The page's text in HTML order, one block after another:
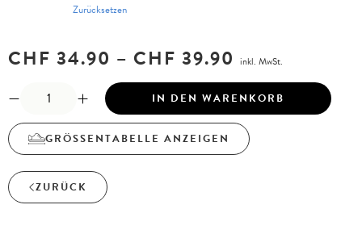
Zurücksetzen
CHF 34.90 – CHF 39.90 inkl. MwSt.
IN DEN WARENKORB
GRÖSSENTABELLE ANZEIGEN
ZURÜCK